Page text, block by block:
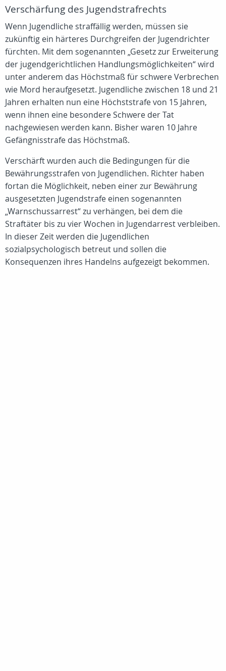
Verschärfung des Jugendstrafrechts
Wenn Jugendliche straffällig werden, müssen sie
zukünftig ein härteres Durchgreifen der Jugendrichter
fürchten. Mit dem sogenannten „Gesetz zur Erweiterung
der jugendgerichtlichen Handlungsmöglichkeiten“ wird
unter anderem das Höchstmaß für schwere Verbrechen
wie Mord heraufgesetzt. Jugendliche zwischen 18 und 21
Jahren erhalten nun eine Höchststrafe von 15 Jahren,
wenn ihnen eine besondere Schwere der Tat
nachgewiesen werden kann. Bisher waren 10 Jahre
Gefängnisstrafe das Höchstmaß.
Verschärft wurden auch die Bedingungen für die
Bewährungsstrafen von Jugendlichen. Richter haben
fortan die Möglichkeit, neben einer zur Bewährung
ausgesetzten Jugendstrafe einen sogenannten
„Warnschussarrest“ zu verhängen, bei dem die
Straftäter bis zu vier Wochen in Jugendarrest verbleiben.
In dieser Zeit werden die Jugendlichen
sozialpsychologisch betreut und sollen die
Konsequenzen ihres Handelns aufgezeigt bekommen.